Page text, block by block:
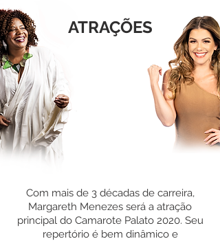
ATRAÇÕES
Com mais de 3 décadas de carreira,
Margareth Menezes será a atração
principal do Camarote Palato 2020. Seu
repertório é bem dinâmico e